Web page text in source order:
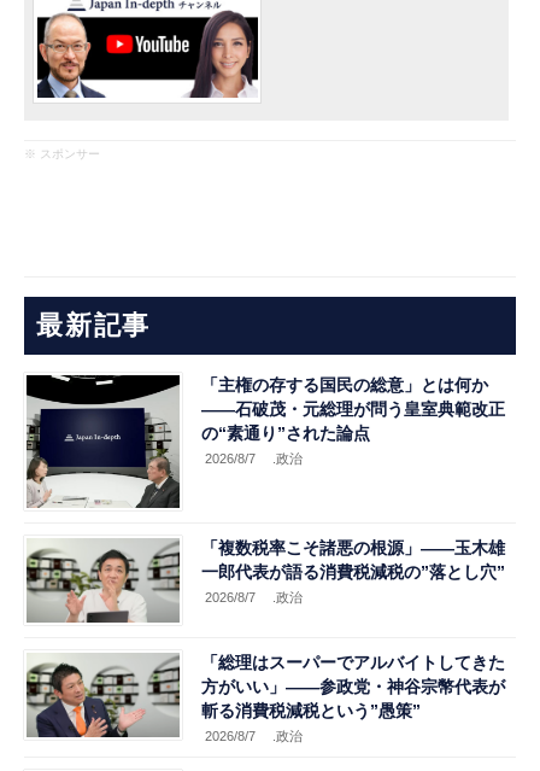
※ スポンサー
最新記事
「主権の存する国民の総意」とは何か
――石破茂・元総理が問う皇室典範改正
の“素通り”された論点
2026/8/7 .政治
「複数税率こそ諸悪の根源」――玉木雄
一郎代表が語る消費税減税の”落とし穴”
2026/8/7 .政治
「総理はスーパーでアルバイトしてきた
方がいい」――参政党・神谷宗幣代表が
斬る消費税減税という”愚策”
2026/8/7 .政治